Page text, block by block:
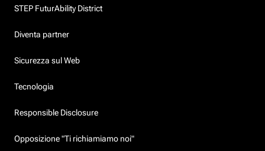
STEP FuturAbility District
Diventa partner
Sicurezza sul Web
Tecnologia
Responsible Disclosure
Opposizione "Ti richiamiamo noi"